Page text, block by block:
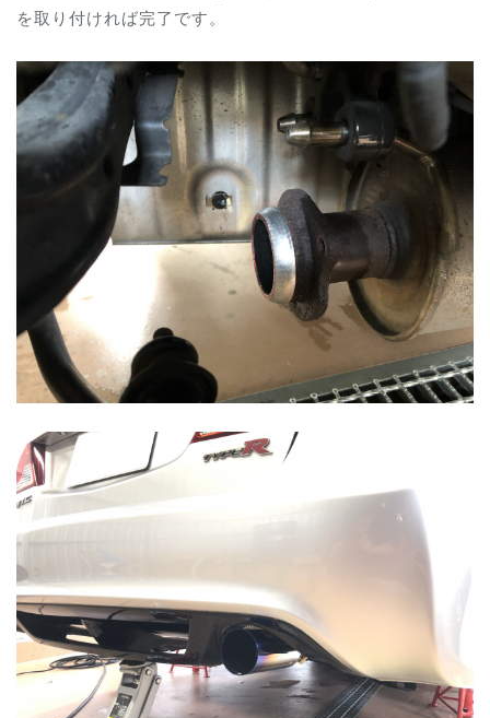
を取り付ければ完了です。